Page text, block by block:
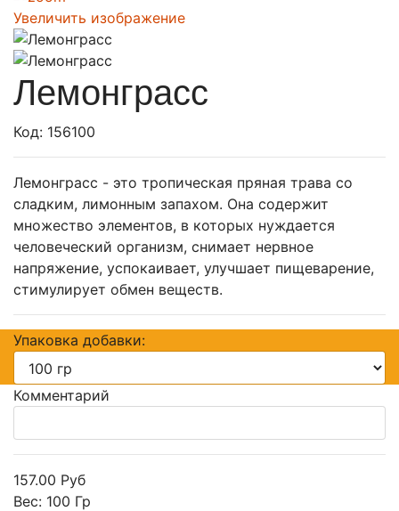
Увеличить изображение
Лемонграсс
Код: 156100
Лемонграсс - это тропическая пряная трава со
сладким, лимонным запахом. Она содержит
множество элементов, в которых нуждается
человеческий организм, снимает нервное
напряжение, успокаивает, улучшает пищеварение,
стимулирует обмен веществ.
Упаковка добавки:
Комментарий
157.00 Руб
Вес: 100 Гр